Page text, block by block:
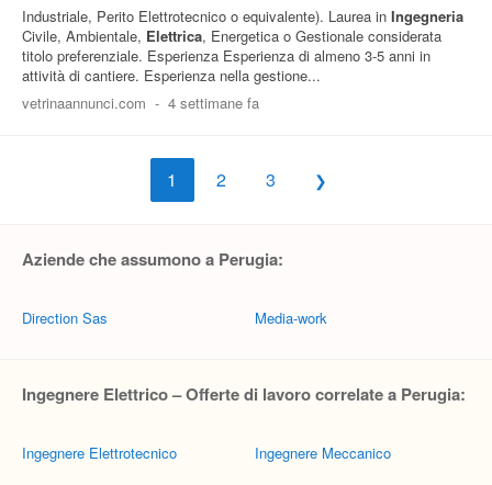
Industriale, Perito Elettrotecnico o equivalente). Laurea in Ingegneria
Civile, Ambientale, Elettrica, Energetica o Gestionale considerata
titolo preferenziale. Esperienza Esperienza di almeno 3-5 anni in
attività di cantiere. Esperienza nella gestione...
vetrinaannunci.com - 4 settimane fa
1 2 3
Aziende che assumono a Perugia:
Direction Sas Media-work
Ingegnere Elettrico – Offerte di lavoro correlate a Perugia:
Ingegnere Elettrotecnico Ingegnere Meccanico